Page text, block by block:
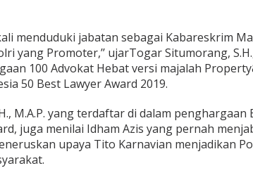
menduduki jabatan sebagai Kabareskrim
yang Promoter,’’ ujarTogar Situmorang,
100 Advokat Hebat versi majalah
50 Best Lawyer Award 2019.
M.A.P. yang terdaftar di dalam
juga menilai Idham Azis yang pernah
upaya Tito Karnavian menjadikan